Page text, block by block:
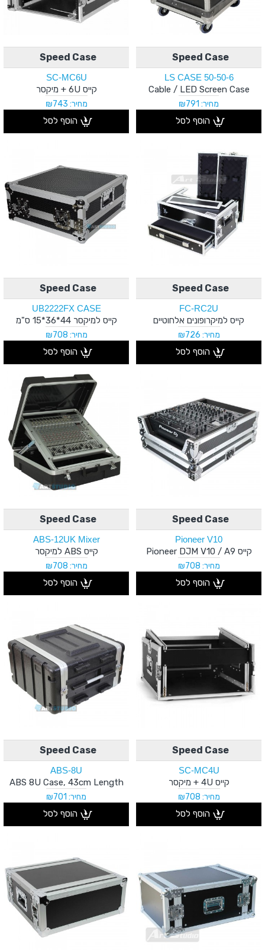
Speed Case
LS CASE 50-50-6
Cable / LED Screen Case
מחיר: ₪791
הוסף לסל
Speed Case
SC-MC6U
קייס 6U + מיקסר
מחיר: ₪743
הוסף לסל
Speed Case
FC-RC2U
קייס למיקרופונים אלחוטיים
מחיר: ₪726
הוסף לסל
Speed Case
UB2222FX CASE
קייס למיקסר 44*36*15 ס"מ
מחיר: ₪708
הוסף לסל
Speed Case
Pioneer V10
קייס Pioneer DJM V10 / A9
מחיר: ₪708
הוסף לסל
Speed Case
ABS-12UK Mixer
קייס ABS למיקסר
מחיר: ₪708
הוסף לסל
Speed Case
SC-MC4U
קייס 4U + מיקסר
מחיר: ₪708
הוסף לסל
Speed Case
ABS-8U
ABS 8U Case, 43cm Length
מחיר: ₪701
הוסף לסל